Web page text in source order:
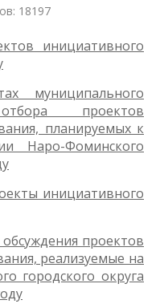
18197
инициативного
муниципального
проектов
планируемых к
Наро-Фоминского
инициативного
проектов
реализуемые на
городского округа